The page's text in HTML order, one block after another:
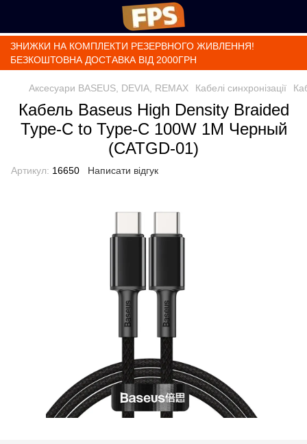
ЗНИЖКИ НА КОМПЛЕКТИ РЕЗЕРВНОГО ЖИВЛЕННЯ!
БЕЗКОШТОВНА ДОСТАВКА ВІД 2000ГРН
Аксесуари BASEUS, DEVIA, REMAX Кабелі синхронізації
Кабель Baseus High Density Braided
Type-C to Type-C 100W 1M Черный
(CATGD-01)
Артикул: 16650 Написати відгук